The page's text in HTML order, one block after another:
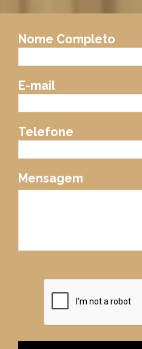
Nome Completo
E-mail
Telefone
Mensagem